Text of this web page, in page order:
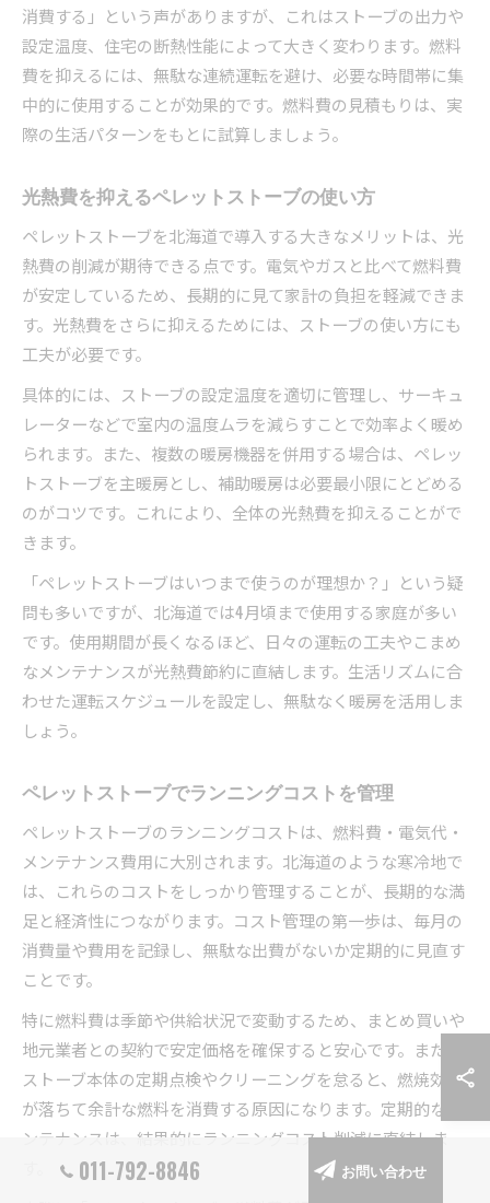
消費する」という声がありますが、これはストーブの出力や
設定温度、住宅の断熱性能によって大きく変わります。燃料
費を抑えるには、無駄な連続運転を避け、必要な時間帯に集
中的に使用することが効果的です。燃料費の見積もりは、実
際の生活パターンをもとに試算しましょう。
光熱費を抑えるペレットストーブの使い方
ペレットストーブを北海道で導入する大きなメリットは、光
熱費の削減が期待できる点です。電気やガスと比べて燃料費
が安定しているため、長期的に見て家計の負担を軽減できま
す。光熱費をさらに抑えるためには、ストーブの使い方にも
工夫が必要です。
具体的には、ストーブの設定温度を適切に管理し、サーキュ
レーターなどで室内の温度ムラを減らすことで効率よく暖め
られます。また、複数の暖房機器を併用する場合は、ペレッ
トストーブを主暖房とし、補助暖房は必要最小限にとどめる
のがコツです。これにより、全体の光熱費を抑えることがで
きます。
「ペレットストーブはいつまで使うのが理想か？」という疑
問も多いですが、北海道では4月頃まで使用する家庭が多い
です。使用期間が長くなるほど、日々の運転の工夫やこまめ
なメンテナンスが光熱費節約に直結します。生活リズムに合
わせた運転スケジュールを設定し、無駄なく暖房を活用しま
しょう。
ペレットストーブでランニングコストを管理
ペレットストーブのランニングコストは、燃料費・電気代・
メンテナンス費用に大別されます。北海道のような寒冷地で
は、これらのコストをしっかり管理することが、長期的な満
足と経済性につながります。コスト管理の第一歩は、毎月の
消費量や費用を記録し、無駄な出費がないか定期的に見直す
ことです。
特に燃料費は季節や供給状況で変動するため、まとめ買いや
地元業者との契約で安定価格を確保すると安心です。また、
ストーブ本体の定期点検やクリーニングを怠ると、燃焼効率
が落ちて余計な燃料を消費する原因になります。定期的なメ
ンテナンスは、結果的にランニングコスト削減に直結しま
011-792-8846 お問い合わせ